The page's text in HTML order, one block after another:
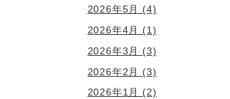
2026年5月 (4)
2026年4月 (1)
2026年3月 (3)
2026年2月 (3)
2026年1月 (2)